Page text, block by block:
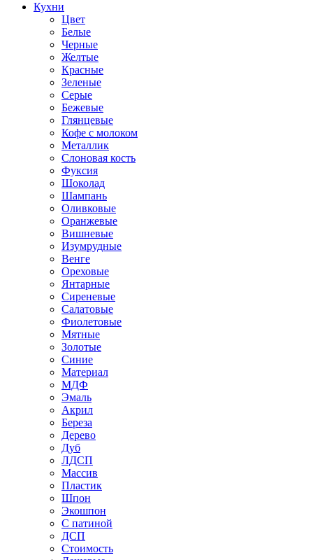
Кухни
Цвет
Белые
Черные
Желтые
Красные
Зеленые
Серые
Бежевые
Глянцевые
Кофе с молоком
Металлик
Слоновая кость
Фуксия
Шоколад
Шампань
Оливковые
Оранжевые
Вишневые
Изумрудные
Венге
Ореховые
Янтарные
Сиреневые
Салатовые
Фиолетовые
Мятные
Золотые
Синие
Материал
МДФ
Эмаль
Акрил
Береза
Дерево
Дуб
ЛДСП
Массив
Пластик
Шпон
Экошпон
С патиной
ДСП
Стоимость